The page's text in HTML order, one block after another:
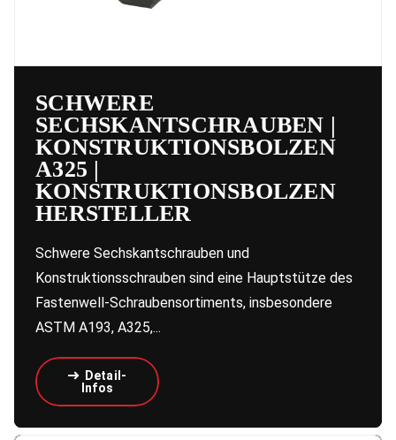
SCHWERE
SECHSKANTSCHRAUBEN |
KONSTRUKTIONSBOLZEN
A325 |
KONSTRUKTIONSBOLZEN
HERSTELLER
Schwere Sechskantschrauben und
Konstruktionsschrauben sind eine Hauptstütze des
Fastenwell-Schraubensortiments, insbesondere
ASTM A193, A325,...
Detail-
Infos